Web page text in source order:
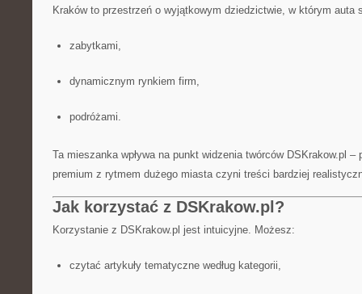
Kraków to przestrzeń o wyjątkowym dziedzictwie, w którym auta
zabytkami,
dynamicznym rynkiem firm,
podróżami.
Ta mieszanka wpływa na punkt widzenia twórców DSKrakow.pl –
premium z rytmem dużego miasta czyni treści bardziej
Jak korzystać z DSKrakow.pl?
Korzystanie z DSKrakow.pl jest intuicyjne. Możesz:
czytać artykuły tematyczne według kategorii,